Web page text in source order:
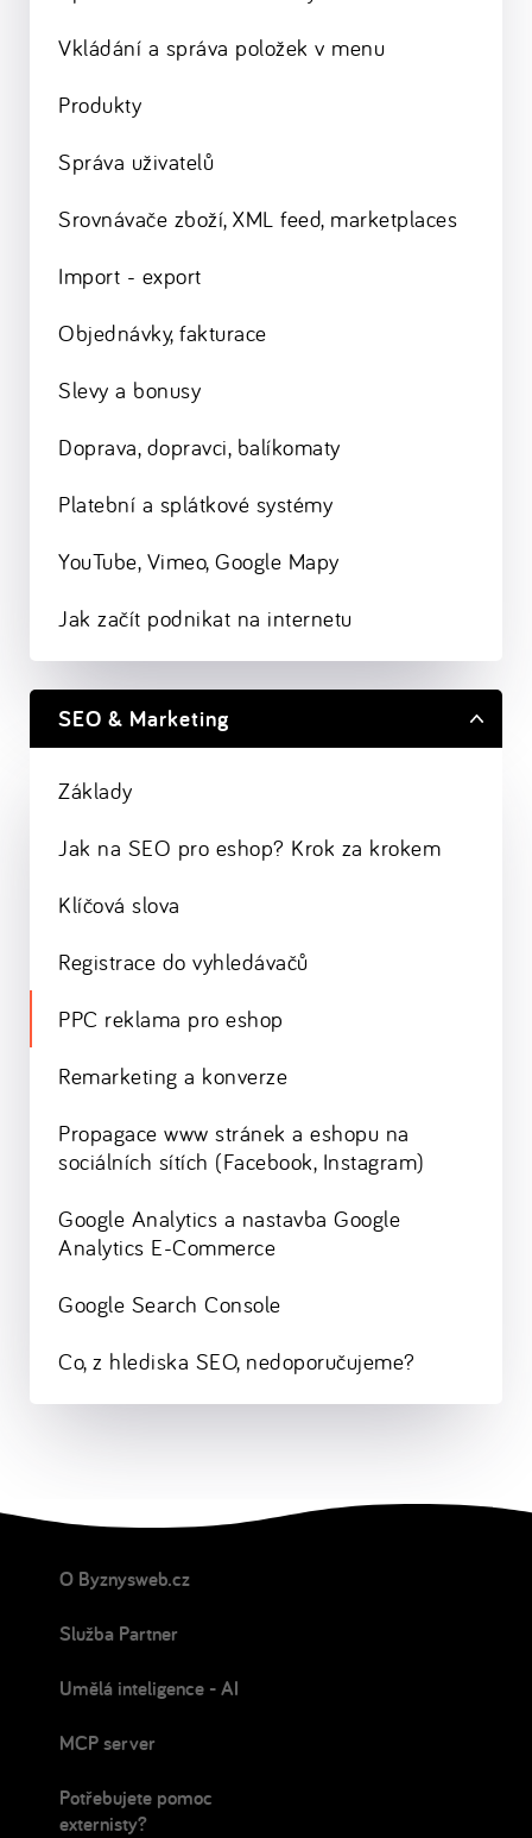
Vkládání a správa položek v menu
Produkty
Správa uživatelů
Srovnávače zboží, XML feed, marketplaces
Import - export
Objednávky, fakturace
Slevy a bonusy
Doprava, dopravci, balíkomaty
Platební a splátkové systémy
YouTube, Vimeo, Google Mapy
Jak začít podnikat na internetu
SEO & Marketing
Základy
Jak na SEO pro eshop? Krok za krokem
Klíčová slova
Registrace do vyhledávačů
PPC reklama pro eshop
Remarketing a konverze
Propagace www stránek a eshopu na
sociálních sítích (Facebook, Instagram)
Google Analytics a nastavba Google
Analytics E-Commerce
Google Search Console
Co, z hlediska SEO, nedoporučujeme?
O Byznysweb.cz
Služba Partner
Umělá inteligence - AI
MCP server
Potřebujete pomoc
externisty?